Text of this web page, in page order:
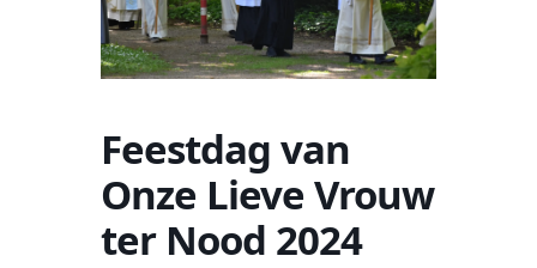
Feestdag van
Onze Lieve Vrouw
ter Nood 2024